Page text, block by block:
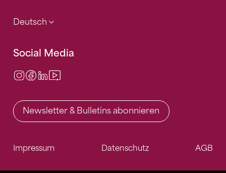
Deutsch
Social Media
Instagram
Facebook
LinkedIn
Newsletter & Bulletins abonnieren
Impressum Datenschutz AGB